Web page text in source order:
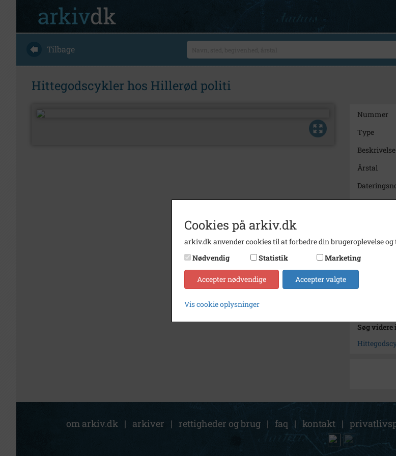
Tilbage
Hittegodscykler hos Hillerød politi
Nummer
Type
Beskrivelse
Årstal
Fotograf
Type
Enhed
Arkiv
Søg
om arkiv.dk | arkiver | rettigheder og brug | faq | kontakt |
Cookies på arkiv.dk
arkiv.dk anvender cookies til at forbedre din brugeroplevelse
Nødvendig
Statistik Marketing
Accepter nødvendige Accepter valgte
Vis cookie oplysninger